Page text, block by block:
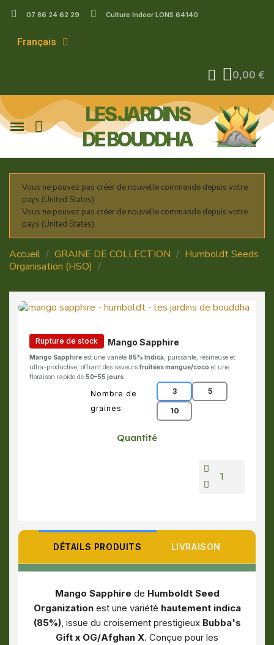
07 86 24 62 29 Culture Indoor LONS 64140
Français
0,00 €
LES JARDINS
DE BOUDDHA
Vous ne pouvez pas créer de nouvelle commande depuis votre
pays (United States).
Vous ne pouvez pas créer de nouvelle commande depuis votre
pays (United States).
Accueil GRAINE DE COLLECTION
Humboldt Seeds
Organisation (HSO)
Rupture de stock Mango Sapphire
Mango Sapphire est une variété 85% Indica , puissante, résineuse et
ultra-productive, offrant des saveursfruitées mangue/coco et une
floraison rapide de 50–55 jours
Nombre de
graines
3 5
10
Quantité
DÉTAILS PRODUITS LIVRAISON
Mango Sapphire de Humboldt Seed
Organizationest une variété hautement indica
(85%), issue du croisement prestigieux Bubba's
Gift x OG/Afghan X. Conçue pour les